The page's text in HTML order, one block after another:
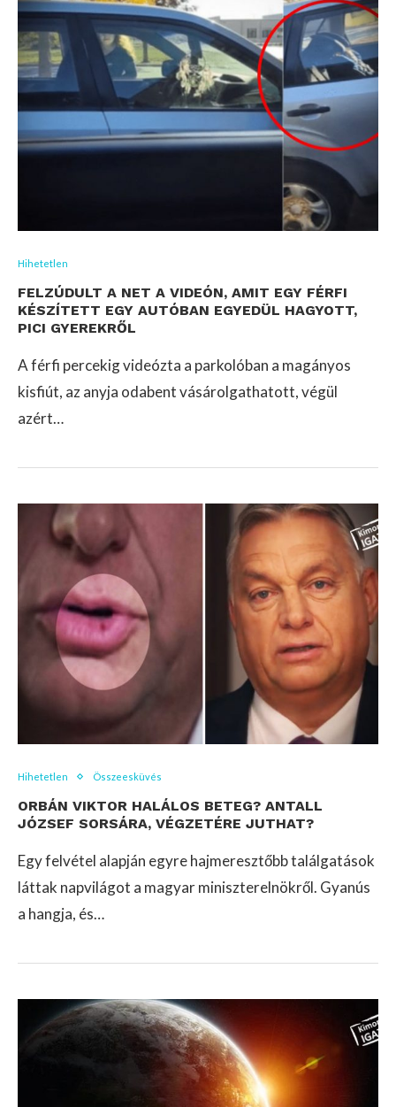
Hihetetlen
FELZÚDULT A NET A VIDEÓN, AMIT EGY FÉRFI
KÉSZÍTETT EGY AUTÓBAN EGYEDÜL HAGYOTT,
PICI GYEREKRŐL
A férfi percekig videózta a parkolóban a magányos
kisfiút, az anyja odabent vásárolgathatott, végül
azért…
Hihetetlen Összeesküvés
ORBÁN VIKTOR HALÁLOS BETEG? ANTALL
JÓZSEF SORSÁRA, VÉGZETÉRE JUTHAT?
Egy felvétel alapján egyre hajmeresztőbb találgatások
láttak napvilágot a magyar miniszterelnökről. Gyanús
a hangja, és…